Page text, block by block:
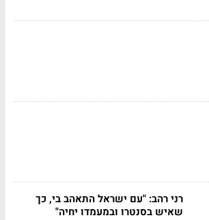
רני רהב: "עם ישראל התאהב בי, כך
שאיש בסנטרו ובמעמדו יחיה"